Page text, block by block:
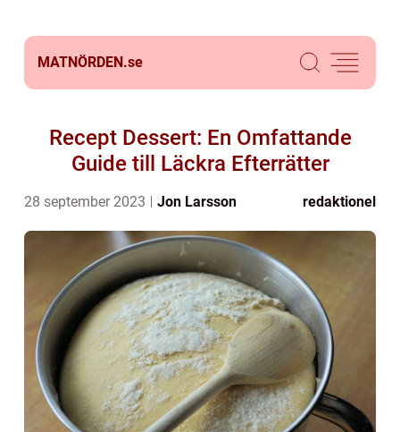
MATNÖRDEN.se
Recept Dessert: En Omfattande
Guide till Läckra Efterrätter
28 september 2023 Jon Larsson redaktionel